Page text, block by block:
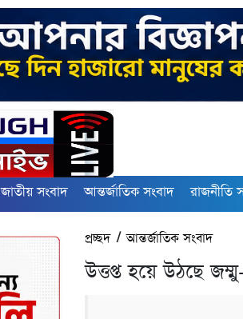
জাতীয় সংবাদ আন্তর্জাতিক সংবাদ রাজনীতি
প্রচ্ছদ/আন্তর্জাতিক সংবাদ
উত্তপ্ত হয়ে উঠছে